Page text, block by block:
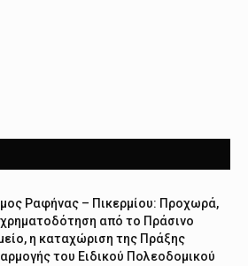
Ραφήνας – Πικερμίου: Προχωρά,
από το Πράσινο
η καταχώριση της Πράξης
του Ειδικού Πολεοδομικού